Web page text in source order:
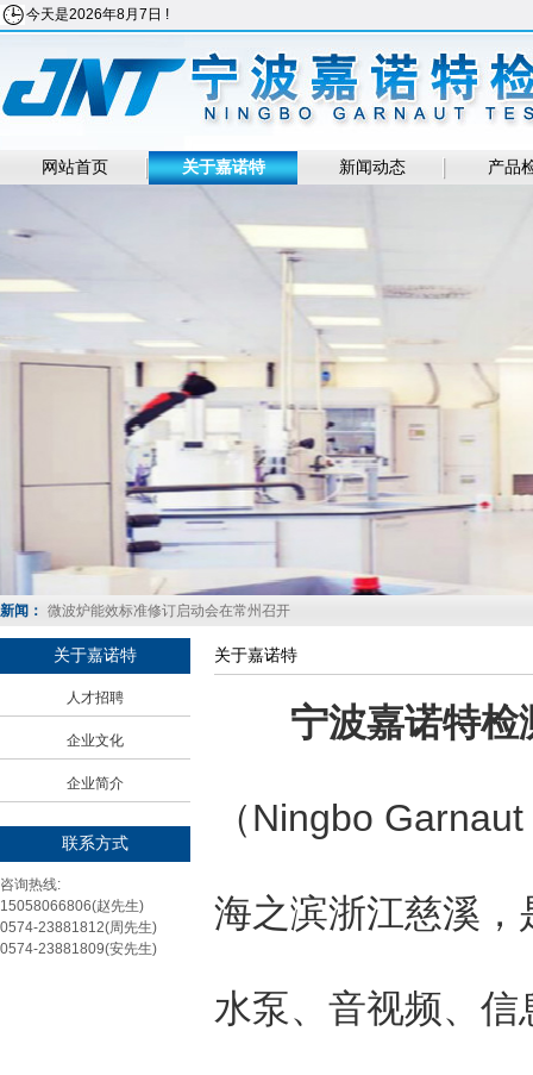
今天是2026年8月7日 !
网站首页 关于嘉诺特 新闻动态 产品
新闻：
永磁同步电动机能效标识实施规则研讨会在北京召开
国家发展改革委 市场监管总局关于印发 中华人民共和国实行能源效率标识的
关实施规则的通知
国家认证认可监督管理委员会公告
微波炉能效标准修订启动会在常州召开
国家发展和改革委、国家质检总局和国家认监委 2015年第7号公告
永磁同步电动机能效标识实施规则研讨会在北京召开
国家发展改革委 市场监管总局关于印发 中华人民共和国实行能源效率标识
关实施规则的通知
关于嘉诺特
人才招聘
企业文化
企业简介
联系方式
咨询热线:
15058066806(赵先生)
0574-23881812(周先生)
0574-23881809(安先生)
关于嘉诺特
宁波嘉诺特检
（Ningbo
海之滨浙江慈溪
水泵、音视频、